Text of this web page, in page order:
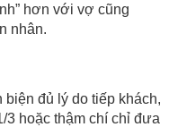
hơn với vợ cũng
nhân.
biện đủ lý do tiếp khách,
hoặc thậm chí chỉ đưa